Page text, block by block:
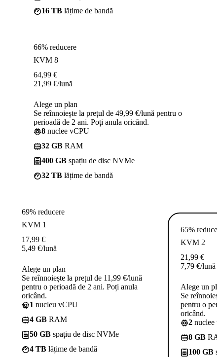
16 TB lățime de bandă
66% reducere
KVM 8
64,99 €
21,99 €/lună
Alege un plan
Se reînnoiește la prețul de 49,99 €/lună pentru o
perioadă de 2 ani. Poți anula oricând.
8 nuclee vCPU
32 GB RAM
400 GB spațiu de disc NVMe
32 TB lățime de bandă
69% reducere
KVM 1
17,99 €
5,49 €/lună
Alege un plan
Se reînnoiește la prețul de 11,99 €/lună
pentru o perioadă de 2 ani. Poți anula
oricând.
1 nucleu vCPU
4 GB RAM
50 GB spațiu de disc NVMe
4 TB lățime de bandă
65%
KVM 2
21,99 €
7,79 €/lună
Alege un
Se
pentru o
oricând.
2 nuclee
8 GB
100 GB